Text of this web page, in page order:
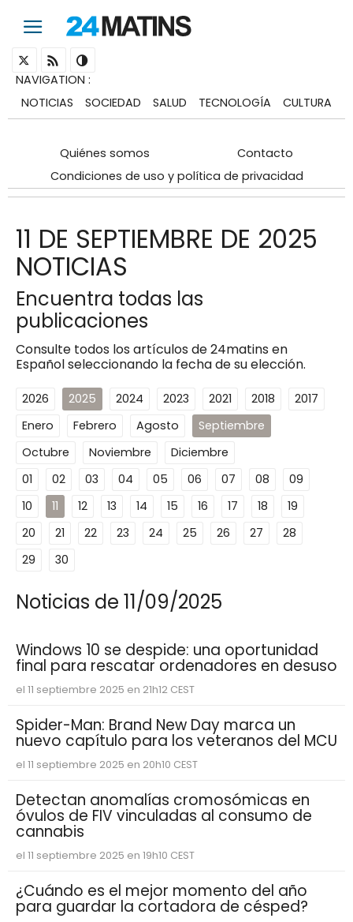
NAVIGATION :
NOTICIAS
SOCIEDAD SALUD TECNOLOGÍA CULTURA
Quiénes somos
Contacto
Condiciones de uso y política de privacidad
11 DE SEPTIEMBRE DE 2025
NOTICIAS
Encuentra todas las
publicaciones
Consulte todos los artículos de 24matins en
Español seleccionando la fecha de su elección.
2026 2025 2024 2023 2021 2018
2017
Enero
Febrero Agosto
Septiembre
Octubre
Noviembre
Diciembre
01
02 03 04 05 06 07 08
09
10
11 12 13 14 15 16 17 18
19
20
21 22 23 24 25 26 27
28
29
30
Noticias de 11/09/2025
Windows 10 se despide: una oportunidad
final para rescatar ordenadores en desuso
el 11 septiembre 2025 en 21h12 CEST
Spider-Man: Brand New Day marca un
nuevo capítulo para los veteranos del MCU
el 11 septiembre 2025 en 20h10 CEST
Detectan anomalías cromosómicas en
óvulos de FIV vinculadas al consumo de
cannabis
el 11 septiembre 2025 en 19h10 CEST
¿Cuándo es el mejor momento del año
para guardar la cortadora de césped?